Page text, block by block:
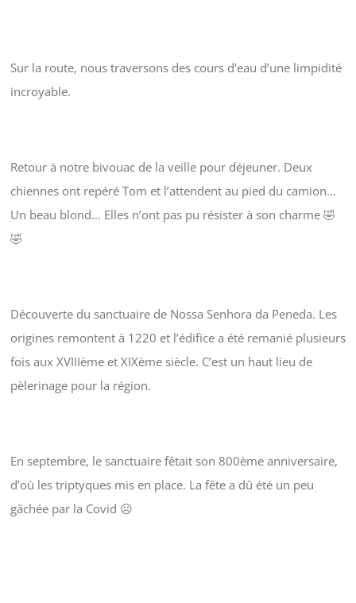
Sur la route, nous traversons des cours d’eau d’une limpidité
incroyable.
Retour à notre bivouac de la veille pour déjeuner. Deux
chiennes ont repéré Tom et l’attendent au pied du camion…
Un beau blond… Elles n’ont pas pu résister à son charme 🤣
🤣
Découverte du sanctuaire de Nossa Senhora da Peneda. Les
origines remontent à 1220 et l’édifice a été remanié plusieurs
fois aux XVIIIème et XIXème siècle. C’est un haut lieu de
pèlerinage pour la région.
En septembre, le sanctuaire fêtait son 800ème anniversaire,
d’où les triptyques mis en place. La fête a dû été un peu
gâchée par la Covid ☹